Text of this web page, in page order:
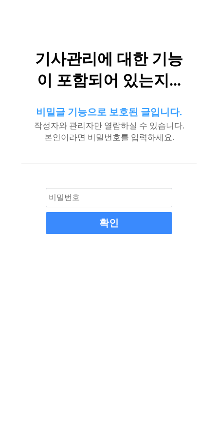
기사관리에 대한 기능
이 포함되어 있는지...
비밀글 기능으로 보호된 글입니다.
작성자와 관리자만 열람하실 수 있습니다.
본인이라면 비밀번호를 입력하세요.